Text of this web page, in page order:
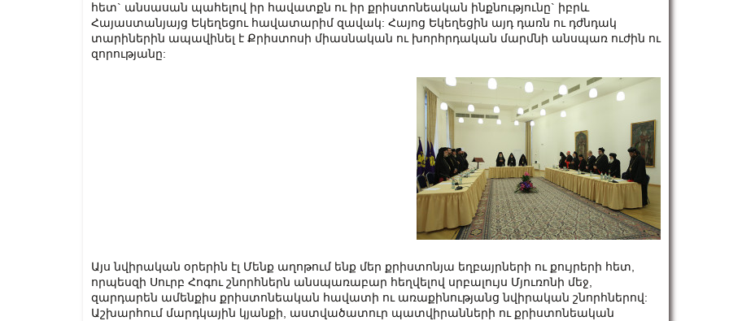
հետ` անսասան պահելով իր հավատքն ու իր քրիստոնեական ինքնությունը` իբրև
Հայաստանյայց Եկեղեցու հավատարիմ զավակ: Հայոց Եկեղեցին այդ դառն ու դժնդակ
տարիներին ապավինել է Քրիստոսի միասնական ու խորհրդական մարմնի անսպառ ուժին ու
զորությանը:
Այս նվիրական օրերին էլ Մենք աղոթում ենք մեր քրիստոնյա եղբայրների ու քույրերի հետ,
որպեսզի Սուրբ Հոգու շնորհներն անսպառաբար հեղվելով սրբալույս Մյուռոնի մեջ,
զարդարեն ամենքիս քրիստոնեական հավատի ու առաքինությանց նվիրական շնորհներով:
Աշխարհում մարդկային կյանքի, աստվածատուր պատվիրանների ու քրիստոնեական